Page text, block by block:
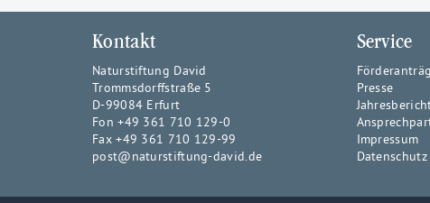
Kontakt
Naturstiftung David
Trommsdorffstraße 5
D-99084 Erfurt
Fon +49 361 710 129-0
Fax +49 361 710 129-99
post@naturstiftung-david.de
Service
Presse
Impressum
Datenschutz